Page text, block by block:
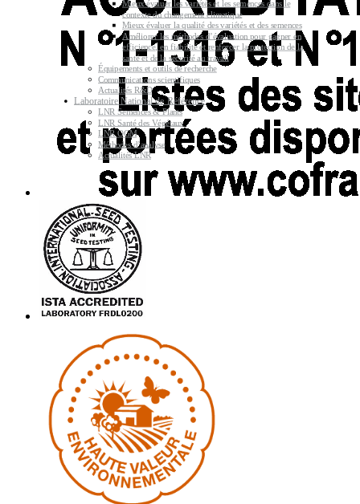
Mieux évaluer les variétés et les semences dans le
contexte du changement climatique
Mieux évaluer la qualité des variétés et des semences
Améliorer les méthodes d’évaluation pour gagner en
efficience, en fiabilité et renforcer la protection de la
santé et de la sécurité au travail
Équipements et outils de recherche
Communications scientifiques
Actualités R&D
Laboratoire National de Référence
LNR Semences & Plants
LNR Santé des Végétaux
LNR OGM
Méthodes d’analyse
Actualités LNR